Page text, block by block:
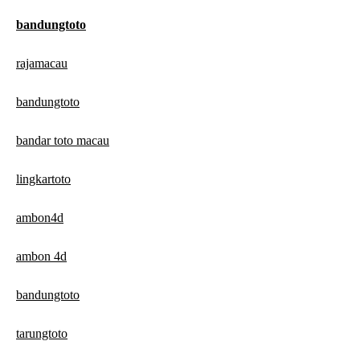
bandungtoto
rajamacau
bandungtoto
bandar toto macau
lingkartoto
ambon4d
ambon 4d
bandungtoto
tarungtoto